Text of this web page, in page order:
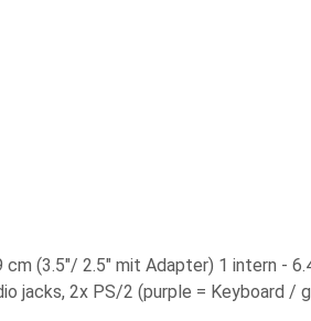
(3.5"/ 2.5" mit Adapter) 1 intern -
jacks, 2x PS/2 (purple = Keyboard /